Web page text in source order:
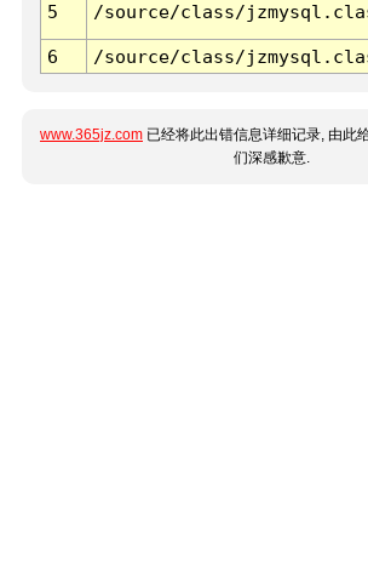
5 /source/class/
6 /source/class/
www.365jz.com 已经将此出错信息详细记录, 由此
们深感歉意.